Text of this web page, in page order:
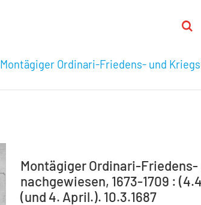
Montägiger Ordinari-Friedens- und
Montägiger Ordinari-Friedens-
nachgewiesen, 1673-1709 :
(und 4. April.). 10.3.1687